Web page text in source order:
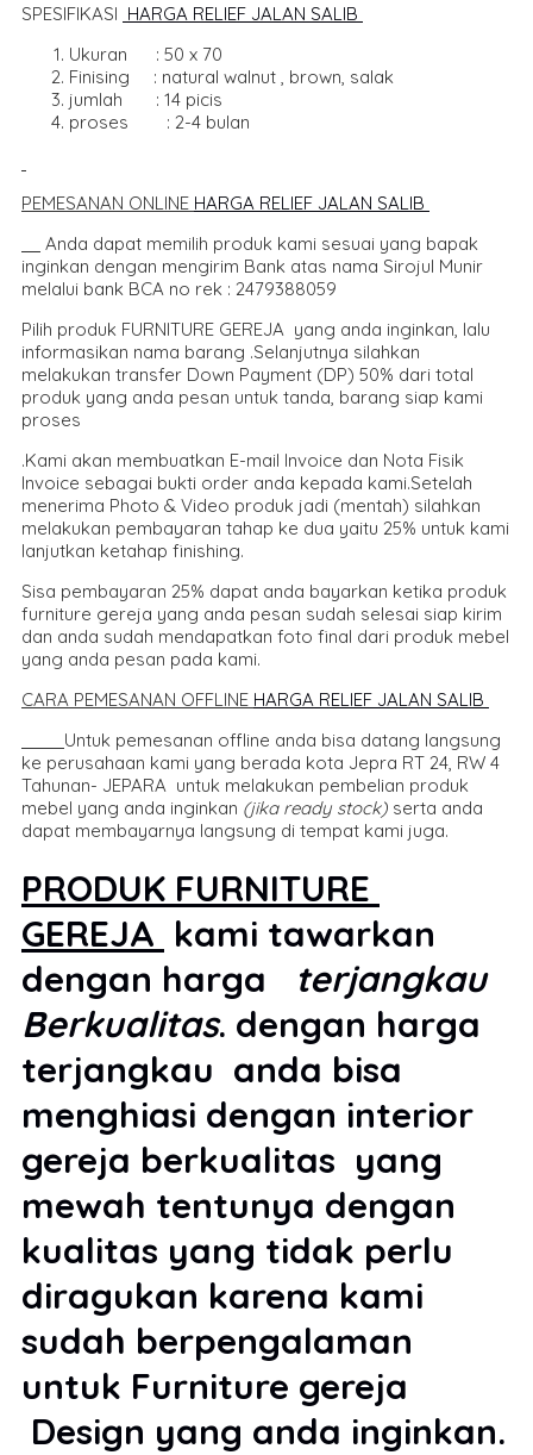
SPESIFIKASI HARGA RELIEF JALAN SALIB
Ukuran : 50 x 70
Finising : natural walnut , brown, salak
jumlah : 14 picis
proses : 2-4 bulan
PEMESANAN ONLINE HARGA RELIEF JALAN SALIB
Anda dapat memilih produk kami sesuai yang bapak
inginkan dengan mengirim Bank atas nama Sirojul Munir
melalui bank BCA no rek : 2479388059
Pilih produk FURNITURE GEREJA yang anda inginkan, lalu
informasikan nama barang .Selanjutnya silahkan
melakukan transfer Down Payment (DP) 50% dari total
produk yang anda pesan untuk tanda, barang siap kami
proses
.Kami akan membuatkan E-mail Invoice dan Nota Fisik
Invoice sebagai bukti order anda kepada kami.Setelah
menerima Photo & Video produk jadi (mentah) silahkan
melakukan pembayaran tahap ke dua yaitu 25% untuk kami
lanjutkan ketahap finishing.
Sisa pembayaran 25% dapat anda bayarkan ketika produk
furniture gereja yang anda pesan sudah selesai siap kirim
dan anda sudah mendapatkan foto final dari produk mebel
yang anda pesan pada kami.
CARA PEMESANAN OFFLINE HARGA RELIEF JALAN SALIB
Untuk pemesanan offline anda bisa datang langsung
ke perusahaan kami yang berada kota Jepra RT 24, RW 4
Tahunan- JEPARA untuk melakukan pembelian produk
mebel yang anda inginkan (jika ready stock) serta anda
dapat membayarnya langsung di tempat kami juga.
PRODUK FURNITURE
GEREJA kami tawarkan
dengan harga
terjangkau
Berkualitas. dengan harga
terjangkau anda bisa
menghiasi dengan interior
gereja berkualitas yang
mewah tentunya dengan
kualitas yang tidak perlu
diragukan karena kami
sudah berpengalaman
untuk Furniture gereja
Design yang anda inginkan.